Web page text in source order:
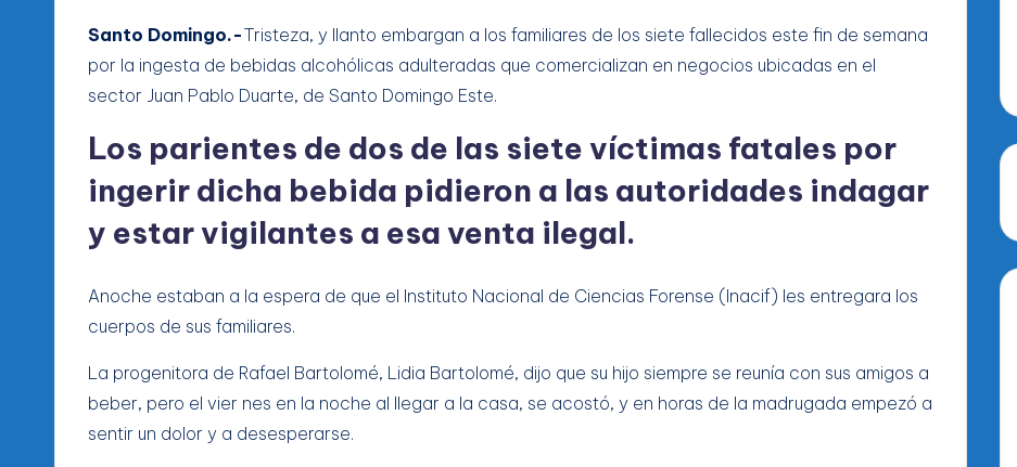
Santo Domingo.-Tristeza, y llanto embargan a los familiares de los siete fallecidos este fin de semana
por la ingesta de bebidas alcohólicas adulteradas que comercializan en negocios ubicadas en el
sector Juan Pablo Duarte, de Santo Domingo Este.
Los parientes de dos de las siete víctimas fatales por
ingerir dicha bebida pidieron a las autoridades indagar
y estar vigilantes a esa venta ilegal.
Anoche estaban a la espera de que el Instituto Nacional de Ciencias Forense (Inacif) les entregara los
cuerpos de sus familiares.
La progenitora de Rafael Bartolomé, Lidia Bartolomé, dijo que su hijo siempre se reunía con sus amigos a
beber, pero el vier nes en la noche al llegar a la casa, se acostó, y en horas de la madrugada empezó a
sentir un dolor y a desesperarse.